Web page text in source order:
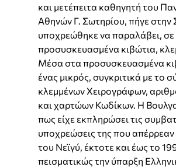
και μετέπειτα καθηγητή του
Αθηνών Γ. Σωτηρίου, πήγε στην
υποχρεώθηκε να παραλάβει, σε
προσυσκευασμένα κιβώτια,
Μέσα στα προσυσκευασμένα
ένας μικρός, συγκριτικά με το
κλεμμένων Χειρογράφων,
και χαρτώων Κωδίκων. Η
πως είχε εκπληρώσει τις
υποχρεώσεις της που
του Νεϊγύ, έκτοτε και έως το
πεισματικώς την ύπαρξη